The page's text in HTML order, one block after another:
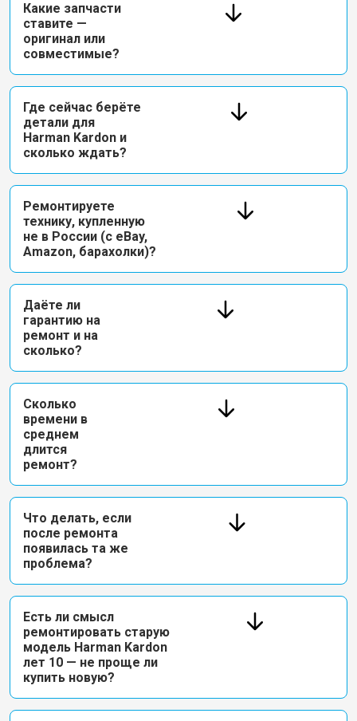
Какие запчасти
ставите —
оригинал или
совместимые?
Где сейчас берёте
детали для
Harman Kardon и
сколько ждать?
Ремонтируете
технику, купленную
не в России (с eBay,
Amazon, барахолки)?
Даёте ли
гарантию на
ремонт и на
сколько?
Сколько
времени в
среднем
длится
ремонт?
Что делать, если
после ремонта
появилась та же
проблема?
Есть ли смысл
ремонтировать старую
модель Harman Kardon
лет 10 — не проще ли
купить новую?